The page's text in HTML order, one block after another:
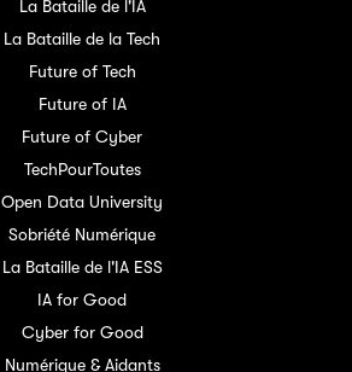
La Bataille de l'IA
La Bataille de la Tech
Future of Tech
Future of IA
Future of Cyber
TechPourToutes
Open Data University
Sobriété Numérique
La Bataille de l'IA ESS
IA for Good
Cyber for Good
Numérique & Aidants